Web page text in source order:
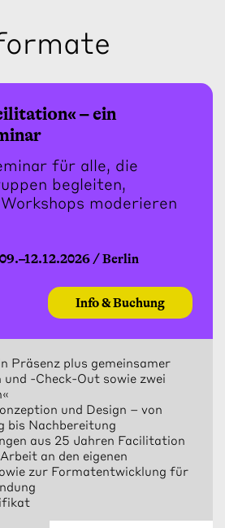
– ein
für alle, die
begleiten,
moderieren
/ Berlin
Info & Buchung
Präsenz plus gemeinsamer
und -Check-Out sowie zwei
und Design – von
bis Nachbereitung
aus 25 Jahren Facilitation
an den eigenen
zur Formatentwicklung für